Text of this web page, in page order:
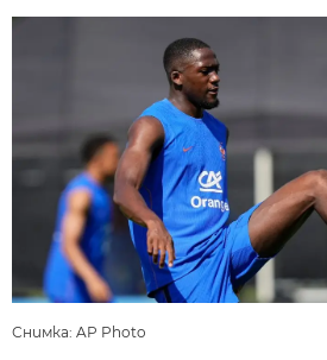
Снимка: AP Photo